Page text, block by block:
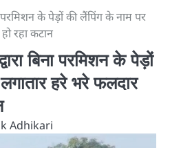
परमिशन के पेड़ों की लैंपिंग के नाम पर
रहा कटान
बिना परमिशन के पेड़ों
हरे भरे फलदार
Adhikari